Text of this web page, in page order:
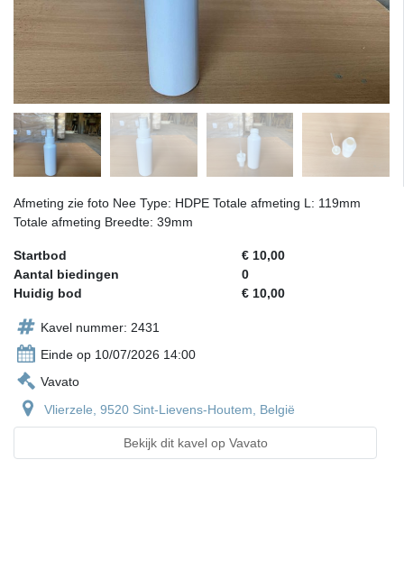
Afmeting zie foto Nee Type: HDPE Totale afmeting L: 119mm
Totale afmeting Breedte: 39mm
Startbod
€ 10,00
Aantal biedingen
0
Huidig bod
€ 10,00
Kavel nummer: 2431
Einde op 10/07/2026 14:00
Vavato
Vlierzele, 9520 Sint-Lievens-Houtem, België
Bekijk dit kavel op Vavato